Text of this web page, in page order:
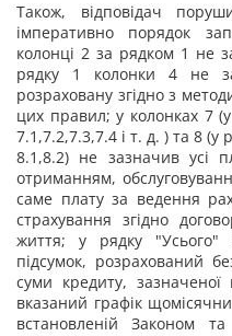
Також, відповідач
імперативно порядок
колонці 2 за рядком 1 не
рядку 1 колонки 4 не
розраховану згідно з
цих правил; у колонках 7
7.1,7.2,7.3,7.4 і т. д. ) та 8 (у
8.1,8.2) не зазначив усі
отриманням,
саме плату за ведення
страхування згідно
життя; у рядку
підсумок, розрахований
суми кредиту,
вказаний графік
встановленій Законом